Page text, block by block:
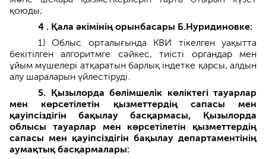
қоюды;
4 . Қала әкімінің орынбасары Б.Нуридиновке:
1) Облыс орталығында КВИ тікелген уақытта
бекітілген алгоритмге сәйкес, тиісті органдар мен
ұйым мүшелері атқаратын барлық індетке қарсы, алдын
алу шараларын үйлестіруді.
5. Қызылорда бөлімшелік көліктегі тауарлар
мен көрсетілетін қызметтердің сапасы мен
қауіпсіздігін бақылау басқармасы, Қызылорда
облысы тауарлар мен көрсетілетін қызметтердің
сапасы мен қауіпсіздігін бақылау департаментінің
аумақтық басқармалары: